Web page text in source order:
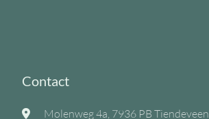
Contact
Molenweg 4a, 7936 PB Tiendeveen